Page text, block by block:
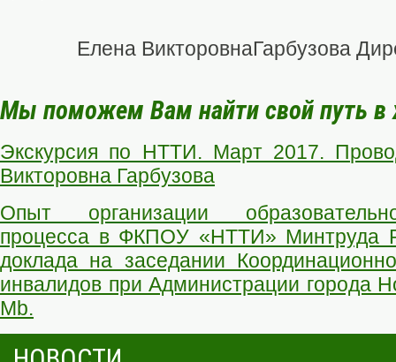
Елена ВикторовнаГарбузова
Мы поможем Вам найти свой путь в
Экскурсия по НТТИ. Март 2017.
Викторовна Гарбузова
Опыт организации образовательно-
процесса в ФКПОУ «НТТИ» Минтруда
доклада на заседании
инвалидов при Администрации города
Mb.